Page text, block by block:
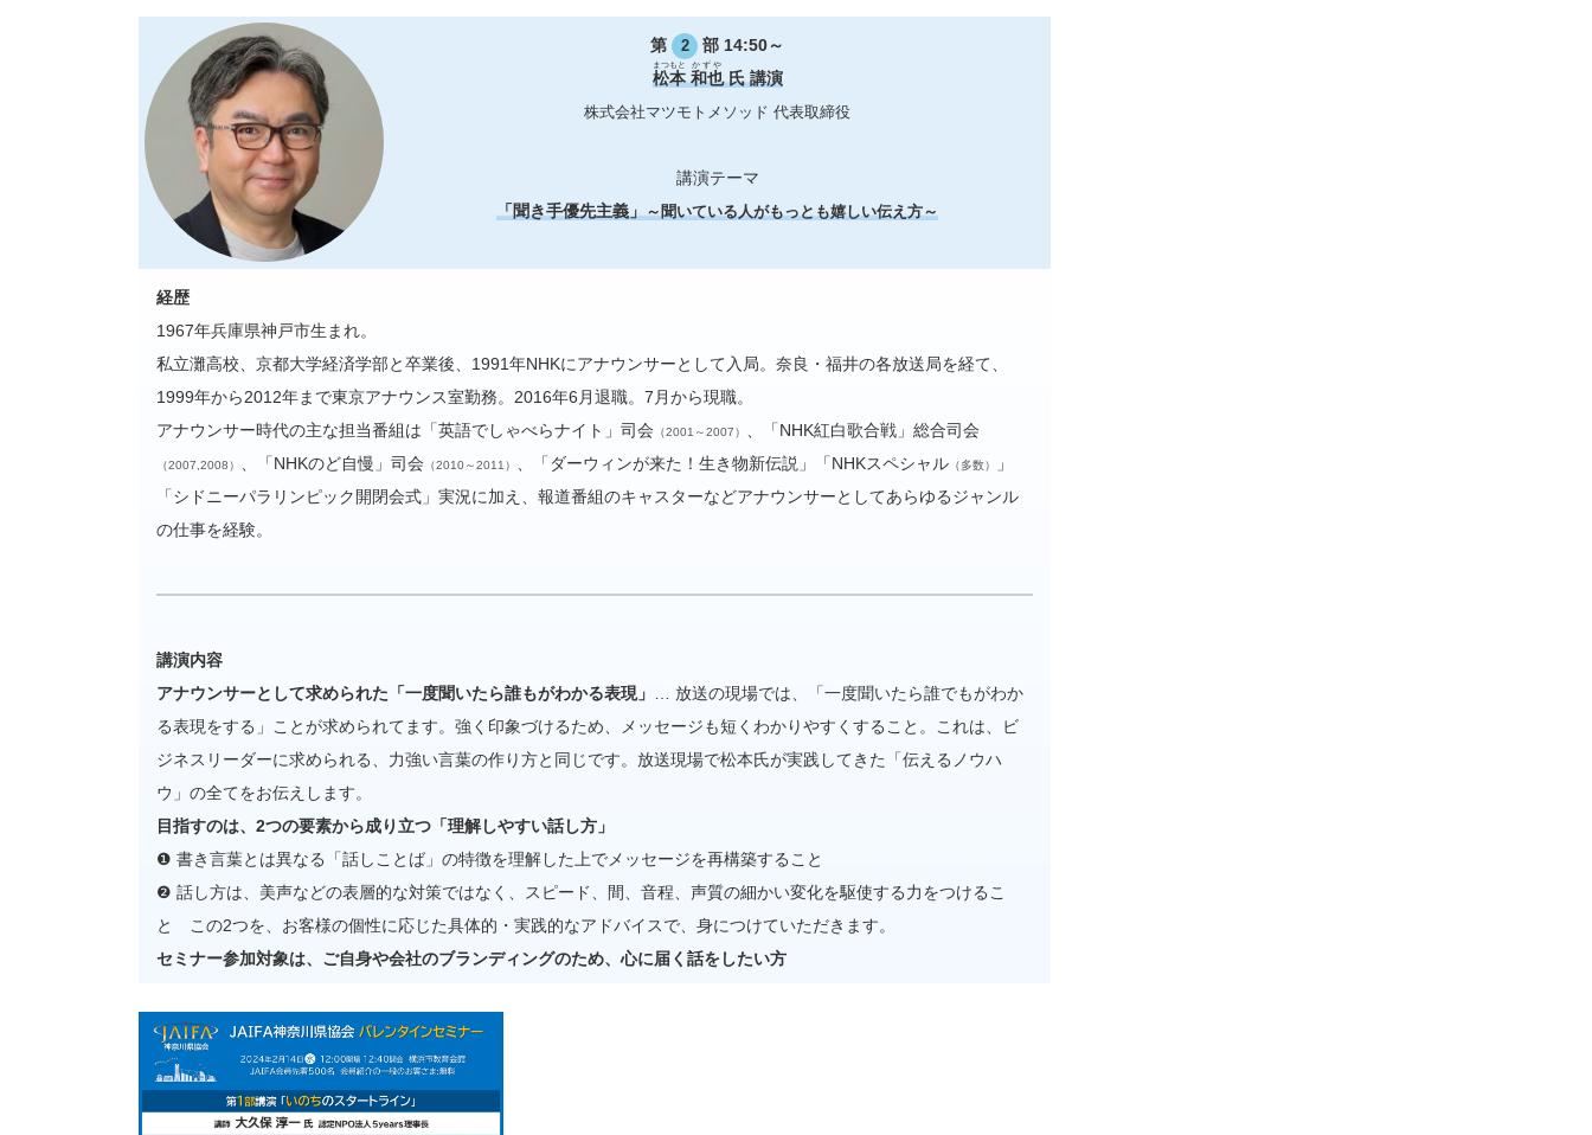
第 2
部 14:50～
松本
まつもと
和也
かずや
氏 講演
株式会社マツモトメソッド 代表取締役
講演テーマ
「聞き手優先主義」 ～聞いている人がもっとも嬉しい伝え方～
経歴
1967年兵庫県神戸市生まれ。
私立灘高校、京都大学経済学部と卒業後、1991年NHKにアナウンサーとして入局。奈良・福井の各放送局を経て、
1999年から2012年まで東京アナウンス室勤務。2016年6月退職。7月から現職。
アナウンサー時代の主な担当番組は「英語でしゃべらナイト」司会 （2001～2007） 、「NHK紅白歌合戦」総合司会
（2007,2008） 、「NHKのど自慢」司会 （2010～2011） 、「ダーウィンが来た！生き物新伝説」「NHKスペシャル （多数）
」
「シドニーパラリンピック開閉会式」実況に加え、報道番組のキャスターなどアナウンサーとしてあらゆるジャンル
の仕事を経験。
講演内容
アナウンサーとして求められた「一度聞いたら誰もがわかる表現」
… 放送の現場では、「一度聞いたら誰でもがわか
る表現をする」ことが求められてます。強く印象づけるため、メッセージも短くわかりやすくすること。これは、ビ
ジネスリーダーに求められる、力強い言葉の作り方と同じです。放送現場で松本氏が実践してきた「伝えるノウハ
ウ」の全てをお伝えします。
目指すのは、2つの要素から成り立つ「理解しやすい話し方」
❶ 書き言葉とは異なる「話しことば」の特徴を理解した上でメッセージを再構築すること
❷ 話し方は、美声などの表層的な対策ではなく、スピード、間、音程、声質の細かい変化を駆使する力をつけるこ
と この2つを、お客様の個性に応じた具体的・実践的なアドバイスで、身につけていただきます。
セミナー参加対象は、ご自身や会社のブランディングのため、心に届く話をしたい方